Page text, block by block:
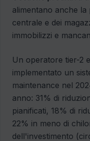
alimentano anche la
centrale e dei
immobilizzi e
Un operatore tier-2
implementato un
maintenance nel
anno: 31% di
pianificati, 18% di
22% in meno di
dell'investimento